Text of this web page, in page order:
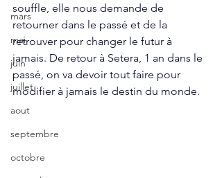
mars
mai
juin
juillet
aout
septembre
octobre
souffle, elle nous demande de
retourner dans le passé et de la
retrouver pour changer le futur à
jamais. De retour à Setera, 1 an dans le
passé, on va devoir tout faire pour
modifier à jamais le destin du monde.